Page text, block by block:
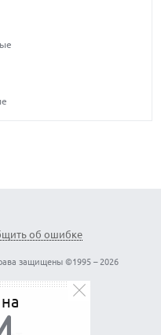
об ошибке
защищены ©1995 – 2026